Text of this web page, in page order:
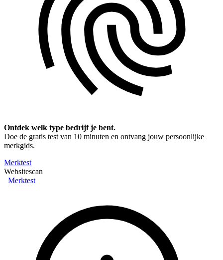
Ontdek welk type bedrijf je bent.
Doe de gratis test van 10 minuten en ontvang jouw persoonlijke
merkgids.
Merktest
Merktest
Websitescan